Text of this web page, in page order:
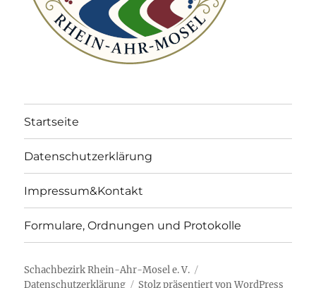
Startseite
Datenschutzerklärung
Impressum&Kontakt
Formulare, Ordnungen und Protokolle
Schachbezirk Rhein-Ahr-Mosel e. V.
Datenschutzerklärung
Stolz präsentiert von WordPress